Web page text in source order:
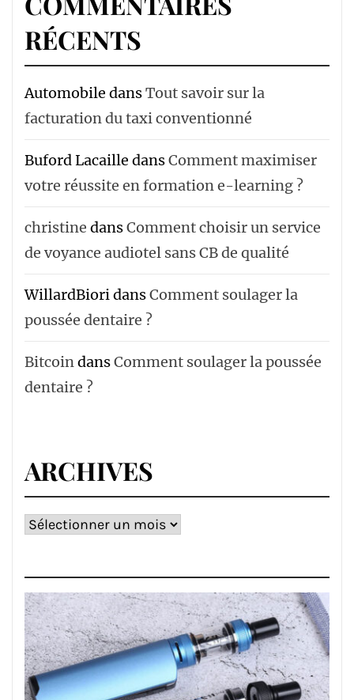
RÉCENTS
Automobile dansTout savoir sur la
facturation du taxi conventionné
Buford Lacaille dansComment maximiser
votre réussite en formation e-learning ?
christine dansComment choisir un service
de voyance audiotel sans CB de qualité
WillardBioridansComment soulager la
poussée dentaire ?
BitcoindansComment soulager la poussée
dentaire ?
ARCHIVES
Archives